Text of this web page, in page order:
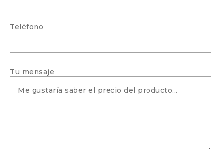
Teléfono
Tu mensaje